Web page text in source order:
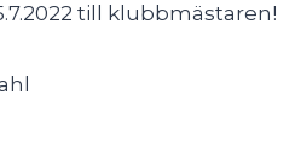
till klubbmästaren!